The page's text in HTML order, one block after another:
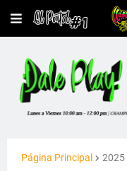
Página Principal 2025